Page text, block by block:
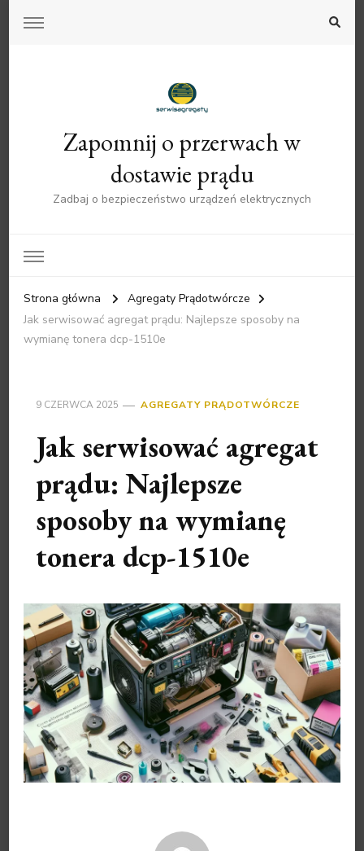
Zapomnij o przerwach w
dostawie prądu
Zadbaj o bezpieczeństwo urządzeń elektrycznych
Strona główna
Agregaty Prądotwórcze
Jak serwisować agregat prądu: Najlepsze sposoby na
wymianę tonera dcp-1510e
9 CZERWCA 2025 AGREGATY PRĄDOTWÓRCZE
Jak serwisować agregat
prądu: Najlepsze
sposoby na wymianę
tonera dcp-1510e